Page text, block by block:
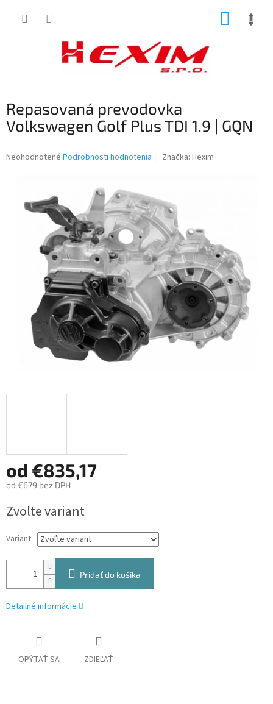
Repasovaná prevodovka
Volkswagen Golf Plus TDI 1.9 | GQN
Priemerné
hviezdičiek.
Neohodnotené Podrobnosti hodnotenia Značka: Hexim
od €835,17
od €679 bez DPH
cena:
Zvoľte variant
Variant
Pridať do košíka
Detailné informácie
OPÝTAŤ SA ZDIEĽAŤ